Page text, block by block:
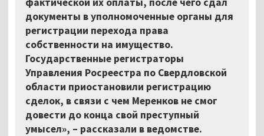
документы в уполномоченные органы для
регистрации перехода права
собственности на имущество.
Государственные регистраторы
Управления Росреестра по Свердловской
области приостановили регистрацию
сделок, в связи с чем Меренков не смог
довести до конца свой преступный
умысел», – рассказали в ведомстве.